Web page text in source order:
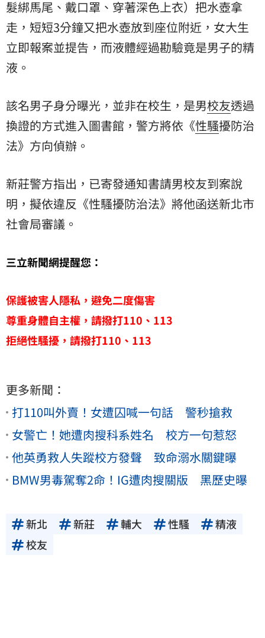
髮綁馬尾、戴口罩、穿著深色上衣）把水壺拿
走，短短3分鐘又把水壺放到座位附近，女大生
立即報案並提告，而液體經過勘驗竟是男子的精
液 。
該名男子身分曝光，並非在校生，是男校友透過
換證的方式進入圖書館，警方將依《性騷擾防治
法》方向偵辦。
新莊警方指出，已寄發通知書請男校友到案說
明，擬依違反《性騷擾防治法》將他函送新北市
社會局審議。
三立新聞網提醒您：
保護被害人隱私，避免二度傷害
尊重身體自主權，請撥打110、113
拒絕性騷擾，請撥打110、113
更多新聞：
打110叫外賣！女遭囚喊一句話 警秒搶救
女警亡！她遭肉搜科系姓名 校方一句惹怒
他英勇救人失蹤校方發聲 致命溺水關鍵曝
BMW男毒駕奪2命！IG遭肉搜關版 黑歷史曝
新北 新莊 輔大 性騷
精液
校友